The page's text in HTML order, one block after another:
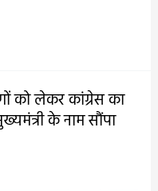
को लेकर कांग्रेस का
के नाम सौंपा